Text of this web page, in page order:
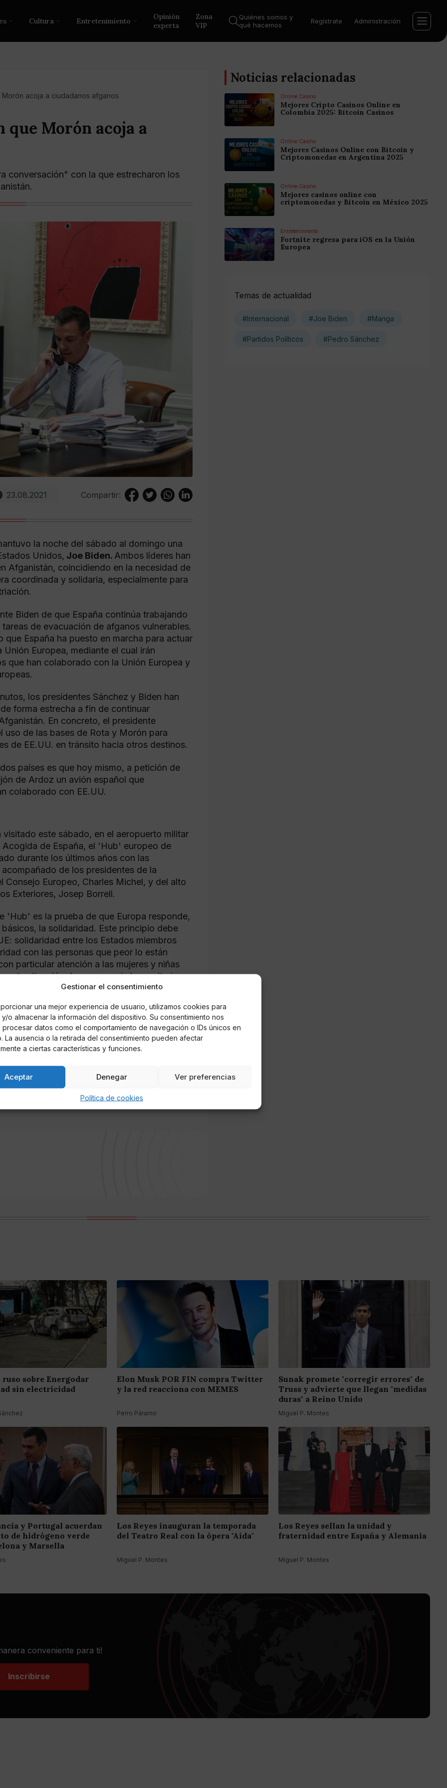
Gestionar el consentimiento
una mejor experiencia de usuario, utilizamos cookies para
o almacenar la información del dispositivo. Su consentimiento nos
procesar datos como el comportamiento de navegación o IDs únicos en
La ausencia o la retirada del consentimiento pueden afectar
a ciertas características y funciones.
Aceptar Denegar Ver preferencias
Política de cookies
Cultura Entretenimiento
Opinión
experta
Zona
VIP
Quiénes somos y
qué hacemos
Regístrate Administración
acoja a ciudadanos afganos
que Morón acoja a
conversación" con la que estrecharon los
23.08.2021 Compartir:
la noche del sábado al domingo una
Unidos, Joe Biden. Ambos líderes han
Afganistán, coincidiendo en la necesidad de
coordinada y solidaria, especialmente para
Biden de que España continúa trabajando
de evacuación de afganos vulnerables.
España ha puesto en marcha para actuar
Europea, mediante el cual irán
que han colaborado con la Unión Europea y
los presidentes Sánchez y Biden han
forma estrecha a fin de continuar
En concreto, el presidente
uso de las bases de Rota y Morón para
de EE.UU. en tránsito hacia otros destinos.
países es que hoy mismo, a petición de
de Ardoz un avión español que
colaborado con EE.UU.
este sábado, en el aeropuerto militar
de España, el 'Hub' europeo de
durante los últimos años con las
de los presidentes de la
Europeo, Charles Michel, y del alto
Exteriores, Josep Borrell.
'Hub' es la prueba de que Europa responde,
la solidaridad. Este principio debe
solidaridad entre los Estados miembros
con las personas que peor lo están
particular atención a las mujeres y niñas
esta situación de emergencia humanitaria,
la iniciativa y ha destacado que "en
y un gran sentido de solidaridad.
Michel, por su parte, ha expresado
de España, "porque su liderazgo al
es un signo de dignidad en "unos
forma urgente este 'Hub' europeo, lugar de
hacer frente a la crisis humanitaria de
Noticias relacionadas
Online Casino
Mejores Cripto Casinos Online en
Colombia 2025: Bitcoin Casinos
Online Casino
Mejores Casinos Online con Bitcoin y
Criptomonedas en Argentina 2025
Online Casino
Mejores casinos online con
criptomonedas y Bitcoin en México 2025
Entretenimiento
Fortnite regresa para iOS en la Unión
Europea
Temas de actualidad
#Internacional #Joe Biden #Manga
#Partidos Políticos #Pedro Sánchez
ruso sobre Energodar
sin electricidad
Elon Musk POR FIN compra Twitter
y la red reacciona con MEMES
Perro Páramo
Sunak promete "corregir errores" de
Truss y advierte que llegan "medidas
duras" a Reino Unido
Miguel P. Montes
y Portugal acuerdan
de hidrógeno verde
y Marsella
Los Reyes inauguran la temporada
del Teatro Real con la ópera "Aída"
Miguel P. Montes
Los Reyes sellan la unidad y
fraternidad entre España y Alemania
Miguel P. Montes
conveniente para ti!
Inscribirse